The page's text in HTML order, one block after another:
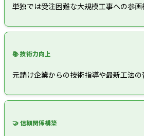
単独では受注困難な大規模工事への参画
📚 技術力向上
元請け企業からの技術指導や最新工法
🤝 信頼関係構築